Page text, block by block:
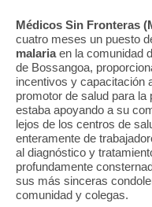
Médicos Sin Fronteras
cuatro meses un puesto
malariaen la comunidad
de Bossangoa,
incentivos y capacitación
promotor de salud para
estaba apoyando a su
lejos de los centros de
enteramente de
al diagnóstico y
profundamente
sus más sinceras
comunidad y colegas.